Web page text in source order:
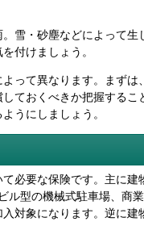
雪・砂塵などによって
付けましょう。
って異なります。まず
ておくべきか把握する
うにしましょう。
必要な保険です。主に
ル型の機械式駐車場、商
対象になります。逆に